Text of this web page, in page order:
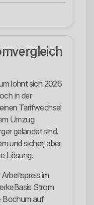
lohnt sich 2026
in der
Tarifwechsel
Umzug
gelandet sind.
und sicher, aber
Lösung.
im
Strom
Bochum auf